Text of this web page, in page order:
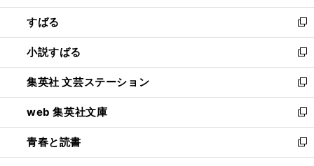
開
く
ウ
で
開
く
ン
ド
ウ
で
開
く
すばる
新
し
い
ウ
ィ
ン
ド
ウ
で
開
小説すばる
新
し
い
ウ
ィ
ン
ド
ウ
集英社 文芸ステーション
新
し
い
ウ
ィ
ン
web 集英社文庫
新
し
い
ウ
青春と読書
新
し